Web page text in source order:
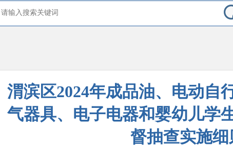
渭滨区2024年成品油、电动自
气器具、电子电器和婴幼儿学
督抽查实施细